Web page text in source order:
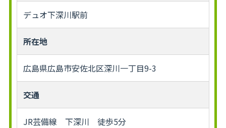
デュオ下深川駅前
所在地
広島県広島市安佐北区深川一丁目9-3
交通
JR芸備線 下深川 徒歩5分